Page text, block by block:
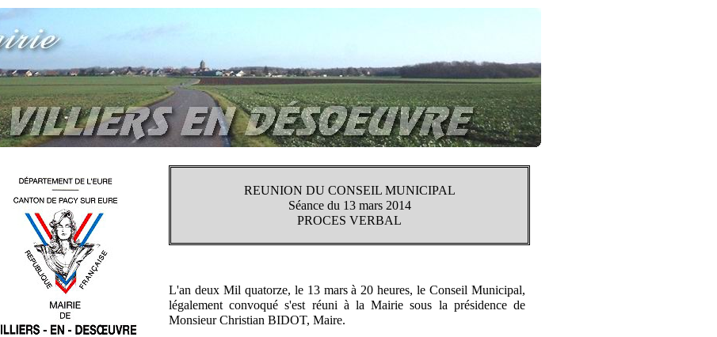
REUNION DU CONSEIL MUNICIPAL
Séance du 13 mars 2014
PROCES VERBAL
L'an deux Mil quatorze, le 13 mars à 20 heures, le Conseil Municipal,
légalement convoqué s'est réuni à la Mairie sous la présidence de
Monsieur Christian BIDOT, Maire.